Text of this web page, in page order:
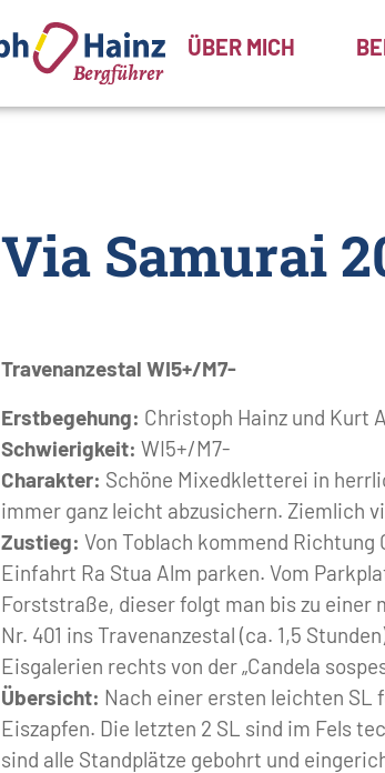
ÜBER MICH
Via Samurai
Travenanzestal WI5+/M7-
Erstbegehung: Christoph Hainz und Kurt
Schwierigkeit: WI5+/M7-
Charakter: Schöne Mixedkletterei in
immer ganz leicht abzusichern. Ziemlich
Zustieg: Von Toblach kommend
Einfahrt Ra Stua Alm parken. Vom
Forststraße, dieser folgt man bis zu einer
Nr. 401 ins Travenanzestal (ca. 1,5
Eisgalerien rechts von der „Candela
Übersicht: Nach einer ersten leichten SL
Eiszapfen. Die letzten 2 SL sind im Fels
sind alle Standplätze gebohrt und